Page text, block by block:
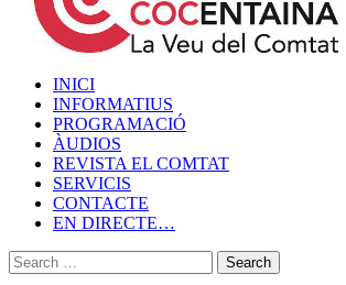
INICI
INFORMATIUS
PROGRAMACIÓ
ÀUDIOS
REVISTA EL COMTAT
SERVICIS
CONTACTE
EN DIRECTE…